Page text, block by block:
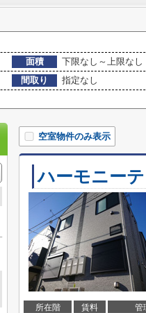
面積
下限なし～上限なし
間取り
指定なし
空室物件のみ表示
ハーモニー
所在階 賃料 管